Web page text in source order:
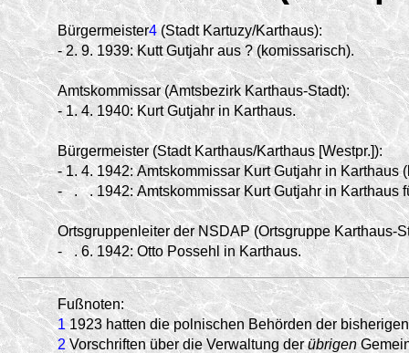
Bürgermeister4(Stadt Kartuzy/Karthaus):
- 2. 9. 1939: Kutt Gutjahr aus ? (komissarisch).
Amtskommissar (Amtsbezirk Karthaus-Stadt):
- 1. 4. 1940: Kurt Gutjahr in Karthaus.
Bürgermeister (Stadt Karthaus/Karthaus [Westpr.]):
- 1. 4. 1942: Amtskommissar Kurt Gutjahr in Karthaus
-
. . 1942: Amtskommissar Kurt Gutjahr in Karthaus
Ortsgruppenleiter der NSDAP (Ortsgruppe Karthaus-
-
. 6. 1942: Otto Possehl in Karthaus.
Fußnoten:
1 1923 hatten die polnischen Behörden der
2 Vorschriften über die Verwaltung derübrigen